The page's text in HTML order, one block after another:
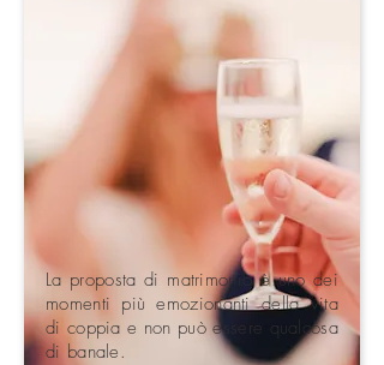
La proposta di matrimonio è uno dei
momenti più emozionanti della vita
di coppia e non può essere qualcosa
di banale.